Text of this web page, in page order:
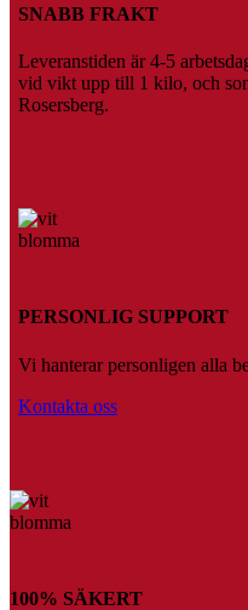
SNABB FRAKT
Leveranstiden är 4-5
vid vikt upp till 1 kilo, och
Rosersberg.
PERSONLIG SUPPORT
Vi hanterar personligen alla
Kontakta oss
100% SÄKERT